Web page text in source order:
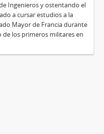
Ingenieros y ostentando el
a cursar estudios a la
Mayor de Francia durante
los primeros militares en